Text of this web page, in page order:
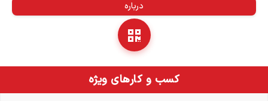
درباره
کسب و کارهای ویژه